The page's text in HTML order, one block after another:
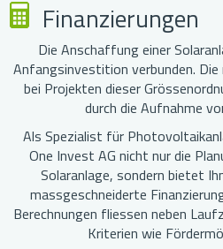
Finanzierungen
Die Anschaffung einer
Anfangsinvestition verbunden.
bei Projekten dieser
durch die Aufnahme
Als Spezialist für
One Invest AG nicht nur die
Solaranlage, sondern bietet
massgeschneiderte
Berechnungen fliessen neben
Kriterien wie